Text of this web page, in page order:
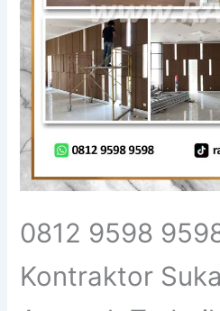
0812 9598
Kontraktor